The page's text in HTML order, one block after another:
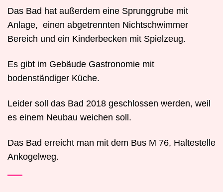
Das Bad hat außerdem eine Sprunggrube mit
Anlage, einen abgetrennten Nichtschwimmer
Bereich und ein Kinderbecken mit Spielzeug.
Es gibt im Gebäude Gastronomie mit
bodenständiger Küche.
Leider soll das Bad 2018 geschlossen werden, weil
es einem Neubau weichen soll.
Das Bad erreicht man mit dem Bus M 76, Haltestelle
Ankogelweg.